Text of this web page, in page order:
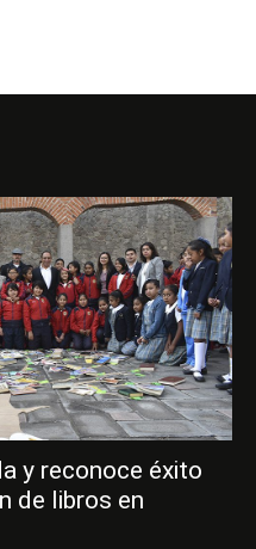
y reconoce éxito
de libros en